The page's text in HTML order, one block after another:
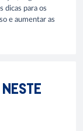
dicas para os
e aumentar as